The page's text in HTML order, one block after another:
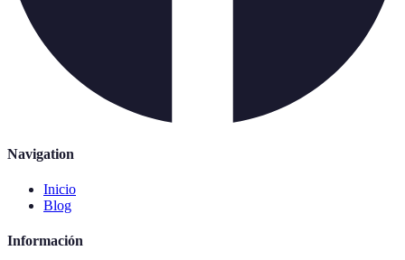
Navigation
Inicio
Blog
Información